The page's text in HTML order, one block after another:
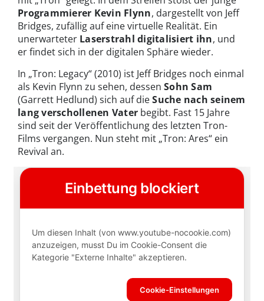
Programmierer Kevin Flynn, dargestellt von Jeff
Bridges, zufällig auf eine virtuelle Realität. Ein
unerwarteter Laserstrahl digitalisiert ihn, und
er findet sich in der digitalen Sphäre wieder.
In „Tron: Legacy“ (2010) ist Jeff Bridges noch einmal
als Kevin Flynn zu sehen, dessen Sohn Sam
(Garrett Hedlund) sich auf dieSuche nach seinem
lang verschollenen Vater begibt. Fast 15 Jahre
sind seit der Veröffentlichung des letzten Tron-
Films vergangen. Nun steht mit „Tron: Ares“ ein
Revival an.